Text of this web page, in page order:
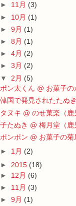
► 11月 (3)
► 10月 (1)
► 9月 (1)
► 8月 (1)
► 4月 (2)
► 3月 (2)
▼ 2月 (5)
ポン太くん @ お菓子の
韓国で発見されたたぬ
タヌキ @ のせ菓楽（鹿
子たぬき @ 梅月堂（鹿
ポンポン @ お菓子の菊
► 1月 (2)
► 2015 (18)
► 12月 (6)
► 11月 (3)
► 9月 (1)